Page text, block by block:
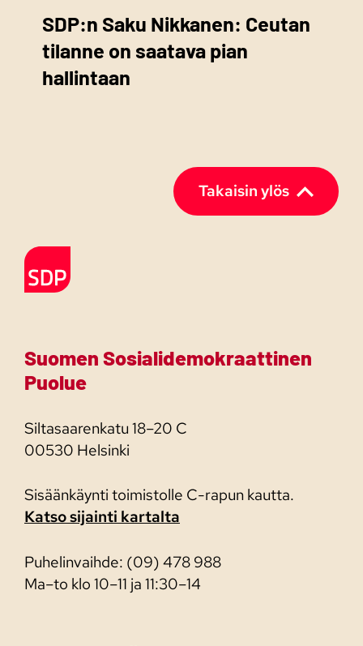
SDP:n Saku Nikkanen: Ceutan
tilanne on saatava pian
hallintaan
Takaisin ylös
Etusivulle
Suomen Sosialidemokraattinen
Puolue
Siltasaarenkatu 18–20 C
00530 Helsinki
Sisäänkäynti toimistolle C-rapun kautta.
Katso sijainti kartalta
Puhelinvaihde: (09) 478 988
Ma–to klo 10–11 ja 11:30–14